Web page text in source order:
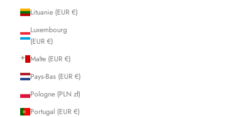
Lituanie (EUR €)
Luxembourg
(EUR €)
Malte (EUR €)
Pays-Bas (EUR €)
Pologne (PLN zł)
Portugal (EUR €)